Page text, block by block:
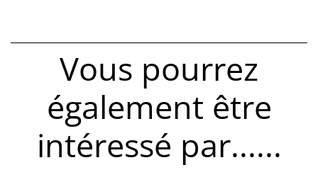
Vous pourrez
également être
intéressé par......